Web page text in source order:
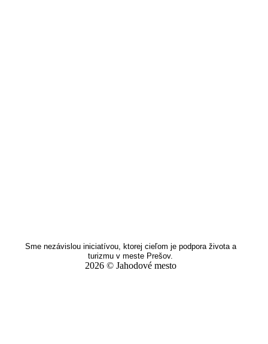
Sme nezávislou iniciatívou, ktorej cieľom je podpora života a
turizmu v meste Prešov.
2026 © Jahodové mesto